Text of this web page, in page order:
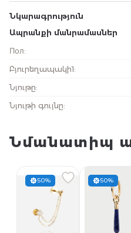
Նկարագրություն
Ապրանքի մանրամասներ
Пол:
Բյուրեղապակի1:
Նյութը:
Նյութի գույնը:
Նմանատիպ
50% 50%